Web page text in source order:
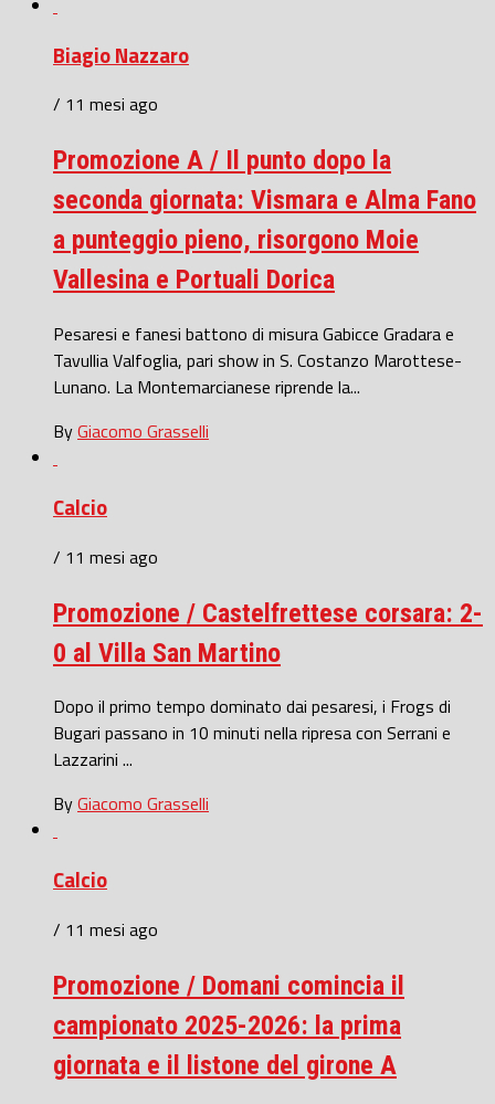
Biagio Nazzaro
/ 11 mesi ago
Promozione A / Il punto dopo la
seconda giornata: Vismara e Alma Fano
a punteggio pieno, risorgono Moie
Vallesina e Portuali Dorica
Pesaresi e fanesi battono di misura Gabicce Gradara e
Tavullia Valfoglia, pari show in S. Costanzo Marottese-
Lunano. La Montemarcianese riprende la...
ByGiacomo Grasselli
Calcio
/ 11 mesi ago
Promozione / Castelfrettese corsara: 2-
0 al Villa San Martino
Dopo il primo tempo dominato dai pesaresi, i Frogs di
Bugari passano in 10 minuti nella ripresa con Serrani e
Lazzarini ...
ByGiacomo Grasselli
Calcio
/ 11 mesi ago
Promozione / Domani comincia il
campionato 2025-2026: la prima
giornata e il listone del girone A